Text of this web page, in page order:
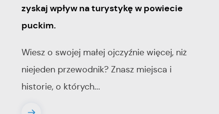
zyskaj wpływ na turystykę w powiecie
puckim.
Wiesz o swojej małej ojczyźnie więcej, niż
niejeden przewodnik? Znasz miejsca i
historie, o których...